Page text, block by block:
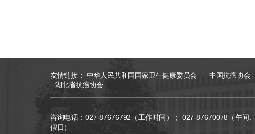
友情链接： 中华人民共和国国家卫生健康委员会 中国抗癌协会
湖北省抗癌协会
咨询电话：027-87676792（工作时间）； 027-87670078（午间
假日）